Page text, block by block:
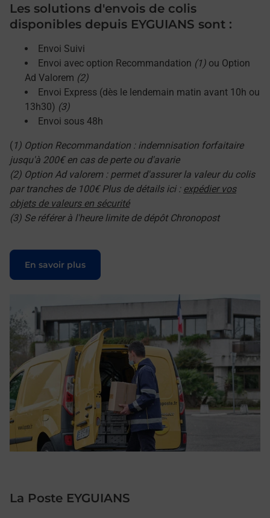
Les solutions d'envois de colis
disponibles depuis EYGUIANS sont :
Envoi Suivi
Envoi avec option Recommandation (1) ou Option
Ad Valorem (2)
Envoi Express (dès le lendemain matin avant 10h ou
13h30) (3)
Envoi sous 48h
( 1) Option Recommandation : indemnisation forfaitaire
jusqu'à 200€ en cas de perte ou d'avarie
(2) Option Ad valorem : permet d'assurer la valeur du colis
par tranches de 100€ Plus de détails ici : expédier vos
objets de valeurs en sécurité
(3) Se référer à l'heure limite de dépôt Chronopost
En savoir plus
Le lien s'ouvre dans un nouvel onglet
La Poste EYGUIANS